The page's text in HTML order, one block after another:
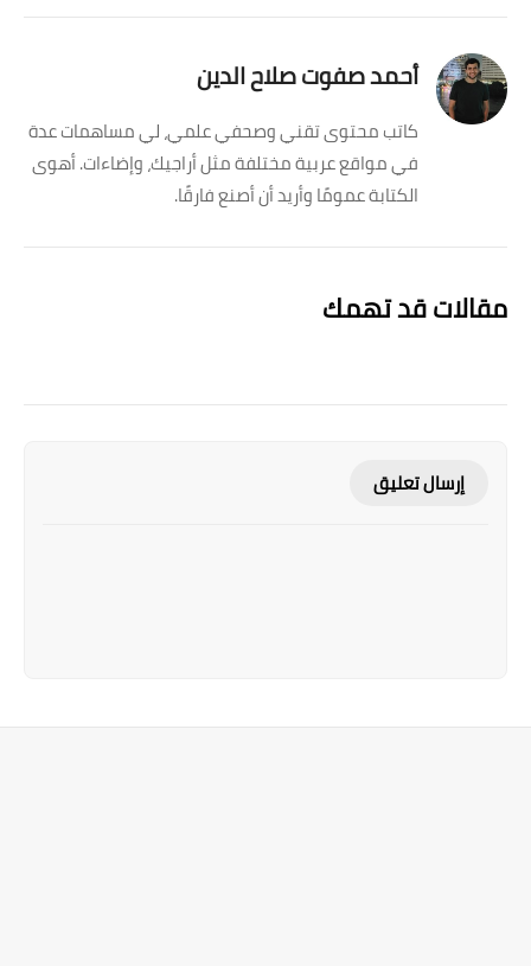
أحمد صفوت صلاح الدين
كاتب محتوى تقني وصحفي علمي، لي مساهمات عدة
في مواقع عربية مختلفة مثل أراجيك، وإضاءات. أهوى
الكتابة عمومًا وأريد أن أصنع فارقًا.
مقالات قد تهمك
إرسال تعليق